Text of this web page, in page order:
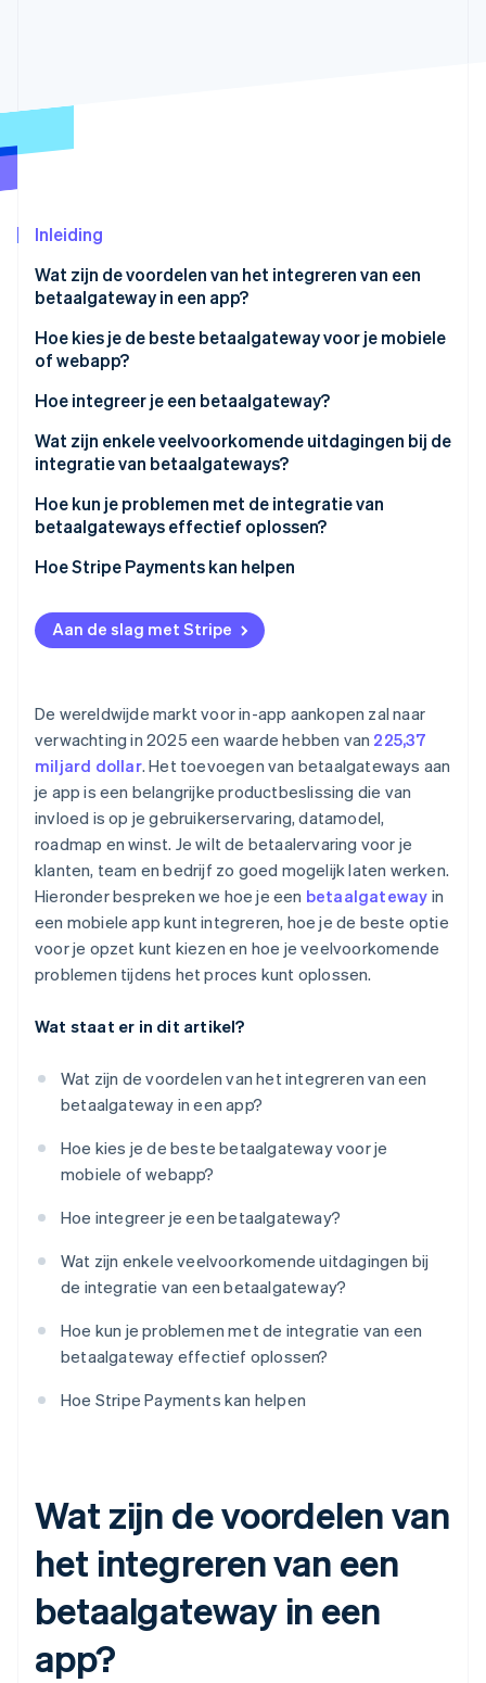
Identity
Ontdek hoe Stripe de economische
Nu bekijken
Inleiding
Wat zijn de voordelen van het integreren van een
betaalgateway in een app?
Eenvoudiger afrekenproces
Ingebouwde beveiliging
Operationele efficiëntie
Bruikbare inzichten
Wereldwijde gereedheid
Hoe kies je de beste betaalgateway voor je mobiele
of webapp?
Prioriteit toekennen aan beveiliging en compliance
Stem de betaalmethoden af op je gebruikers
Denk na over de ervaring van developers
Begrijp de prijzen en cashflow
Plan voor de toekomst
Hoe integreer je een betaalgateway?
Je gateway-account instellen
Kies je integratiemethode
Implementeer de frontend
Beheer de backend-flow
Test alles
Wat zijn enkele veelvoorkomende uitdagingen bij de
integratie van betaalgateways?
Sandbox is niet hetzelfde als productie
Webhooks worden genegeerd
Gebruikerservaring ondermijnt vertrouwen
Lokale betalingslacunes
Hoe kun je problemen met de integratie van
betaalgateways effectief oplossen?
Begin met compliance en beveiliging
Gebruik de sandbox als een proeftuin
Log alles en meld fouten luid en duidelijk
Gebruik waarschuwingen en monitors
Weet wanneer je moet escaleren
Hoe Stripe Payments kan helpen
Aan de slag met Stripe
De wereldwijde markt voor in-app aankopen zal naar
verwachting in 2025 een waarde hebben van 225,37
miljard dollar. Het toevoegen van betaalgateways aan
je app is een belangrijke productbeslissing die van
invloed is op je gebruikerservaring, datamodel,
roadmap en winst. Je wilt de betaalervaring voor je
klanten, team en bedrijf zo goed mogelijk laten werken.
Hieronder bespreken we hoe je een betaalgateway in
een mobiele app kunt integreren, hoe je de beste optie
voor je opzet kunt kiezen en hoe je veelvoorkomende
problemen tijdens het proces kunt oplossen.
Wat staat er in dit artikel?
Wat zijn de voordelen van het integreren van een
betaalgateway in een app?
Hoe kies je de beste betaalgateway voor je
mobiele of webapp?
Hoe integreer je een betaalgateway?
Wat zijn enkele veelvoorkomende uitdagingen bij
de integratie van een betaalgateway?
Hoe kun je problemen met de integratie van een
betaalgateway effectief oplossen?
Hoe Stripe Payments kan helpen
Wat zijn de voordelen van
het integreren van een
betaalgateway in een
app?